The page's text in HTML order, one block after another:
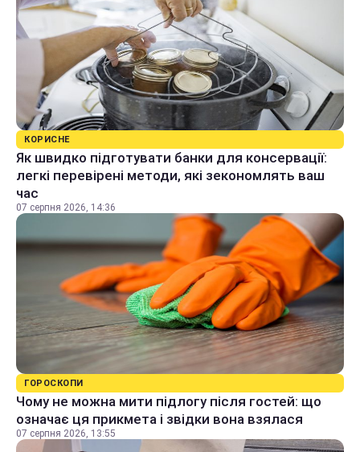
КОРИСНЕ
Як швидко підготувати банки для консервації:
легкі перевірені методи, які зекономлять ваш
час
07 серпня 2026, 14:36
ГОРОСКОПИ
Чому не можна мити підлогу після гостей: що
означає ця прикмета і звідки вона взялася
07 серпня 2026, 13:55